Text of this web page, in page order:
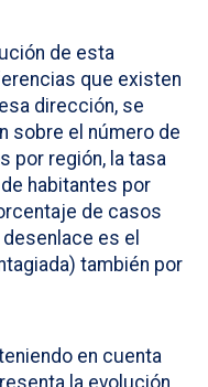
de esta
que existen
dirección, se
sobre el número de
por región, la tasa
habitantes por
de casos
es el
también por
en cuenta
la evolución